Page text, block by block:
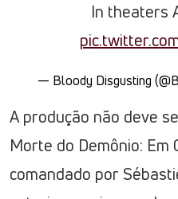
In theaters
— Bloody Disgusting
A produção não deve
Morte do Demônio: Em
comandado por